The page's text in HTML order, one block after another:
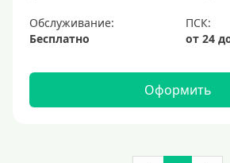
Обслуживание:
Бесплатно
Оформить